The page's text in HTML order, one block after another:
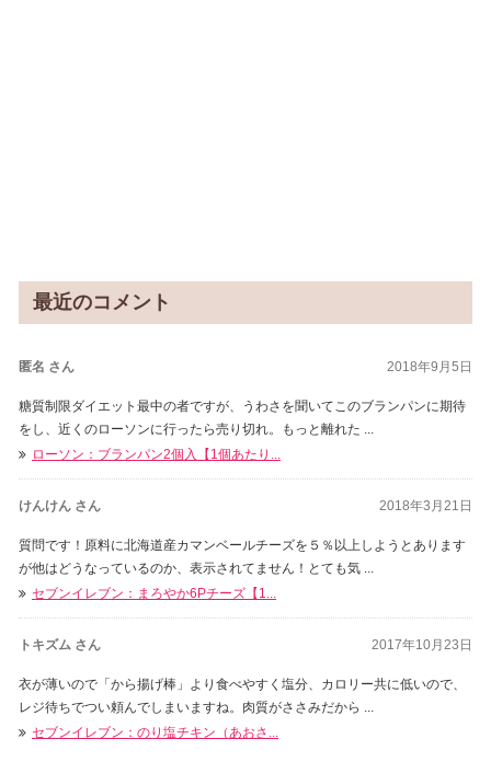
最近のコメント
2018年9月5日
匿名 さん
糖質制限ダイエット最中の者ですが、うわさを聞いてこのブランパンに期待
をし、近くのローソンに行ったら売り切れ。もっと離れた ...
ローソン：ブランパン2個入【1個あたり...
2018年3月21日
けんけん さん
質問です！原料に北海道産カマンベールチーズを５％以上しようとあります
が他はどうなっているのか、表示されてません！とても気 ...
セブンイレブン：まろやか6Pチーズ【1...
2017年10月23日
トキズム さん
衣が薄いので「から揚げ棒」より食べやすく塩分、カロリー共に低いので、
レジ待ちでつい頼んでしまいますね。肉質がささみだから ...
セブンイレブン：のり塩チキン（あおさ...